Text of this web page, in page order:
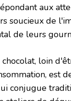
aux
soucieux de
de leurs
loin
est
conjugue